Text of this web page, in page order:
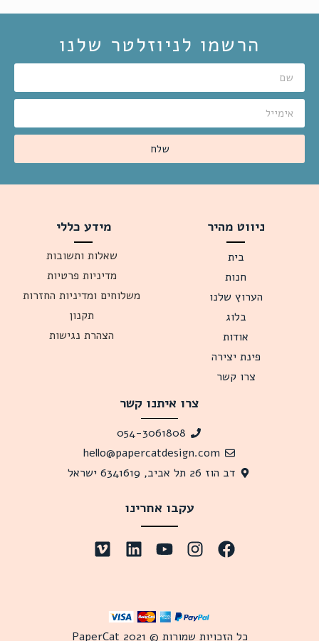
הרשמו לניוזלטר שלנו
שלח
ניווט מהיר
בית
חנות
הערוץ שלנו
בלוג
אודות
פינת יצירה
צרו קשר
מידע כללי
שאלות ותשובות
מדיניות פרטיות
משלוחים ומדיניות החזרות
תקנון
הצהרת נגישות
צרו איתנו קשר
054-3061808
hello@papercatdesign.com
דב הוז 26 תל אביב, 6341619 ישראל
עקבו אחרינו
כל הזכויות שמורות © 2021 PaperCat